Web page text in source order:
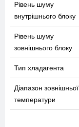
Рівень шуму
внутрішнього блоку
Рівень шуму
зовнішнього блоку
Тип хладагента
Діапазон зовнішньої
температури